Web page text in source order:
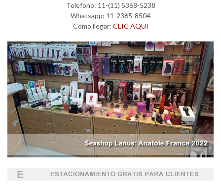
Telefono: 11-(11) 5368-5238
Whatsapp: 11-2365-8504
Como llegar: CLIC AQUI